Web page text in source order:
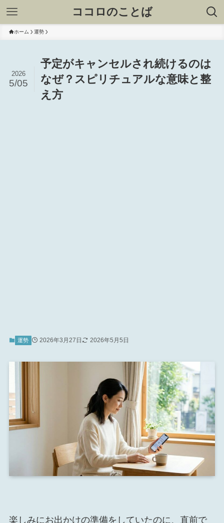
ココロのことば
ホーム 運勢
予定がキャンセルされ続けるのは
なぜ？スピリチュアルな意味と整
え方
2026
5/05
運勢 2026年3月27日 2026年5月5日
楽しみにお出かけの準備をしていたのに、直前で